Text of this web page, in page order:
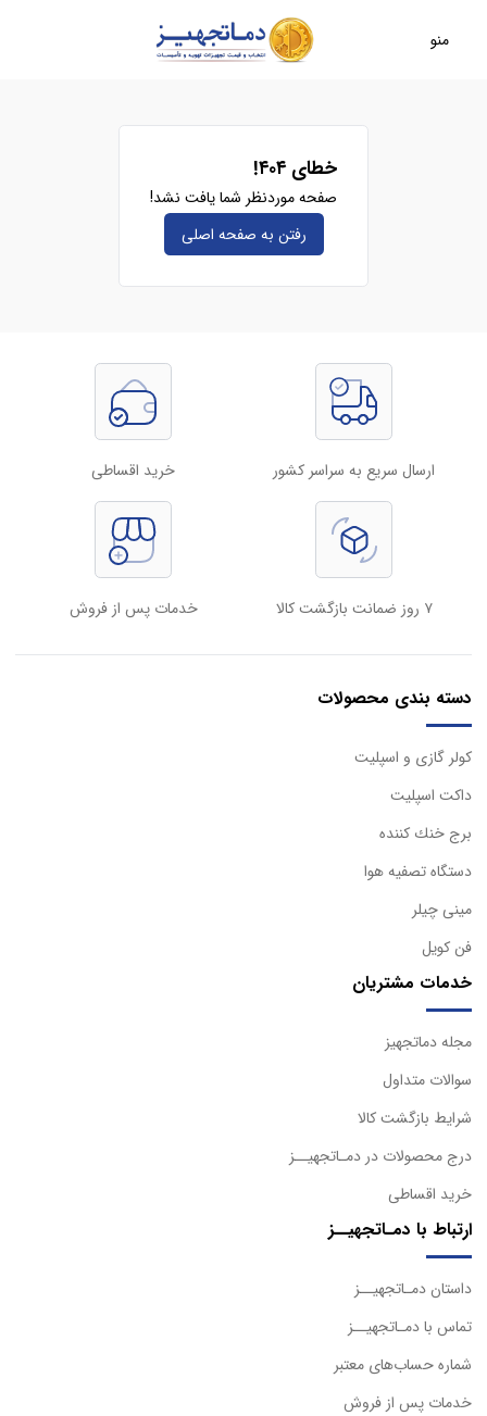
منو
خطای ۴۰۴!
صفحه موردنظر شما یافت نشد!
رفتن به صفحه‌ اصلی
ارسال سریع به سراسر کشور خرید اقساطی
۷ روز ضمانت بازگشت کالا خدمات پس از فروش
دسته بندی محصولات
كولر گازی و اسپليت
داكت اسپليت
برج خنك كننده
دستگاه تصفيه هوا
مینی چیلر
فن کویل
خدمات مشتریان
مجله دماتجهیز
سوالات متداول
شرایط بازگشت کالا
درج محصولات در دمـاتجهیــز
خرید اقساطی
ارتباط با دمـاتجهیــز
داستان دمـاتجهیــز
تماس با دمـاتجهیــز
شماره حساب‌های معتبر
خدمات پس از فروش